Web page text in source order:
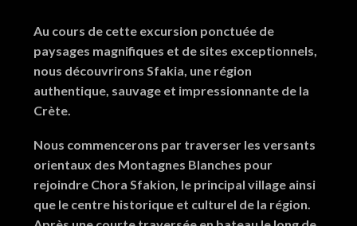
Au cours de cette excursion ponctuée de
paysages magnifiques et de sites exceptionnels,
nous découvrirons Sfakia, une région
authentique, sauvage et impressionnante de la
Crète.
Nous commencerons par traverser les versants
orientaux des Montagnes Blanches pour
rejoindre Chora Sfakion, le principal village ainsi
que le centre historique et culturel de la région.